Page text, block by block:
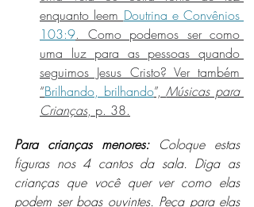
enquanto leem Doutrina e Convênios
103:9. Como podemos ser como
uma luz para as pessoas quando
seguimos Jesus Cristo? Ver também
“Brilhando, brilhando”, Músicas para
Crianças, p. 38.
Para crianças menores: Coloque estas
figuras nos 4 cantos da sala. Diga as
crianças que você quer ver como elas
podem ser boas ouvintes. Peça para elas